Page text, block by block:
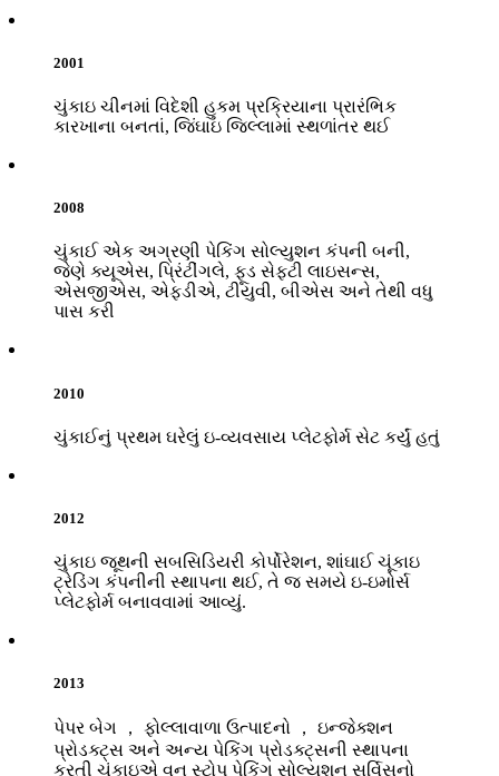
2001
ચુંકાઇ ચીનમાં વિદેશી હુકમ પ્રક્રિયાના પ્રારંભિક
કારખાના બનતાં, જિંઘાઇ જિલ્લામાં સ્થળાંતર થઈ
2008
ચુંકાઈ એક અગ્રણી પેકિંગ સોલ્યુશન કંપની બની,
જેણે ક્યૂએસ, પ્રિંટીંગલે, ફૂડ સેફ્ટી લાઇસન્સ,
એસજીએસ, એફડીએ, ટીયુવી, બીએસ અને તેથી વધુ
પાસ કરી
2010
ચુંકાઈનું પ્રથમ ઘરેલું ઇ-વ્યવસાય પ્લેટફોર્મ સેટ કર્યું હતું
2012
ચુંકાઇ જૂથની સબસિડિયરી કોર્પોરેશન, શાંઘાઈ ચૂંકાઇ
ટ્રેડિંગ કંપનીની સ્થાપના થઈ, તે જ સમયે ઇ-ઇમોર્સ
પ્લેટફોર્મ બનાવવામાં આવ્યું.
2013
પેપર બેગ ， ફોલ્લાવાળા ઉત્પાદનો ， ઇન્જેક્શન
પ્રોડક્ટ્સ અને અન્ય પેકિંગ પ્રોડક્ટ્સની સ્થાપના
કરતી ચુંકાઇએ વન સ્ટોપ પેકિંગ સોલ્યુશન સર્વિસનો